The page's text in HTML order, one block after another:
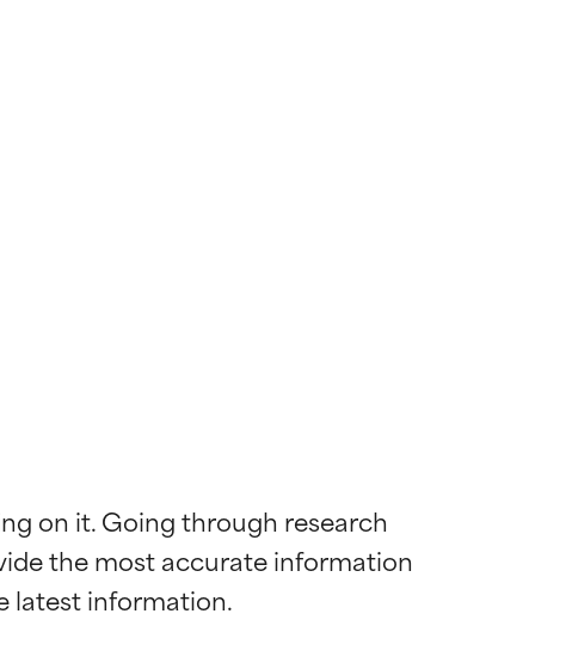
on it. Going through research
the most accurate information